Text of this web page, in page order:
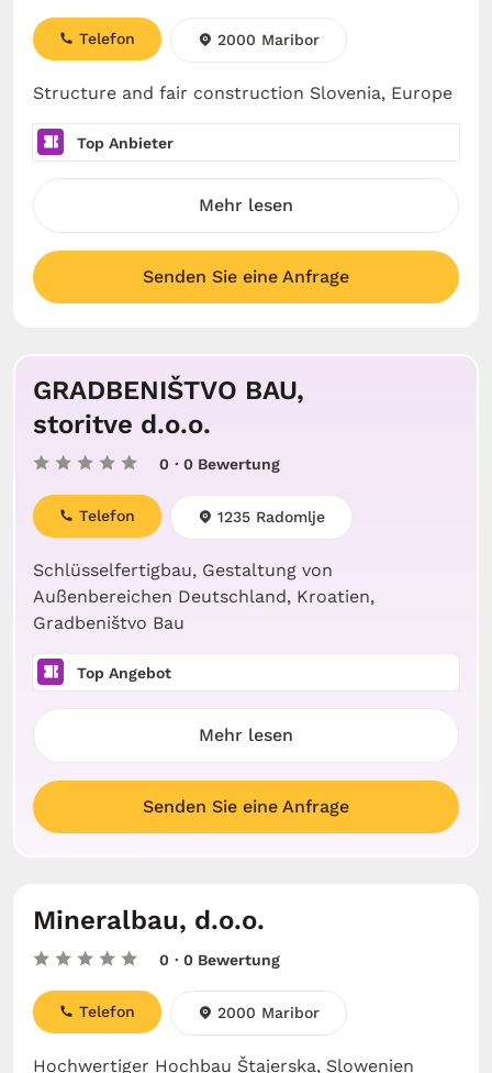
Structure and fair construction Slovenia, Europe
Telefon 2000 Maribor
Top Anbieter
Mehr lesen
Senden Sie eine Anfrage
GRADBENIŠTVO BAU,
storitve d.o.o.
0 · 0 Bewertung
Schlüsselfertigbau, Gestaltung von
Außenbereichen Deutschland, Kroatien,
Gradbeništvo Bau
Telefon 1235 Radomlje
Top Angebot
Mehr lesen
Senden Sie eine Anfrage
Mineralbau, d.o.o.
0 · 0 Bewertung
Hochwertiger Hochbau Štajerska, Slowenien
Telefon 2000 Maribor